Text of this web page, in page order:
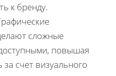
к бренду.
сложные
повышая
счет визуального